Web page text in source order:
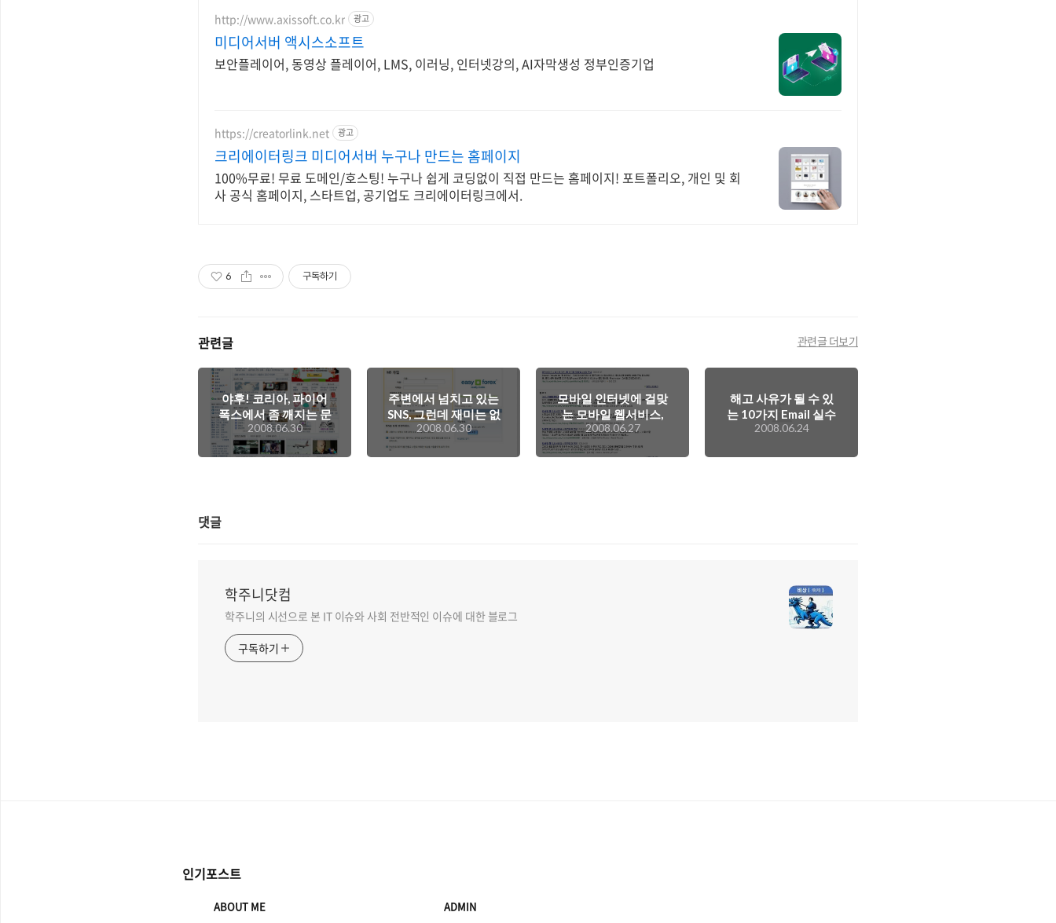
http://www.axissoft.co.kr 광고
미디어서버 액시스소프트
보안플레이어, 동영상 플레이어, LMS, 이러닝, 인터넷강의, AI자막생성 정부인증기업
https://creatorlink.net 광고
크리에이터링크 미디어서버 누구나 만드는 홈페이지
100%무료! 무료 도메인/호스팅! 누구나 쉽게 코딩없이 직접 만드는 홈페이지! 포트폴리오, 개인 및 회
사 공식 홈페이지, 스타트업, 공기업도 크리에이터링크에서.
6 구독하기
관련글 관련글 더보기
야후! 코리아, 파이어
폭스에서 좀 깨지는 문
제가..
2008.06.30
주변에서 넘치고 있는
SNS, 그런데 재미는 없
네.. -.-;
2008.06.30
모바일 인터넷에 걸맞
는 모바일 웹서비스,
웹페이지 구축이 필요
하다!
2008.06.27
해고 사유가 될 수 있
는 10가지 Email 실수
2008.06.24
댓글
학주니닷컴
학주니의 시선으로 본 IT 이슈와 사회 전반적인 이슈에 대한 블로그
구독하기
인기포스트
ABOUT ME ADMIN